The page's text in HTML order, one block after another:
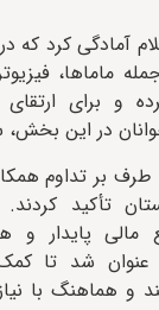
آمادگی کرد که
ماماها،
و برای
در این بخش،
بر تداوم
تأکید
مالی پایدار و
عنوان شد تا
و هماهنگ با